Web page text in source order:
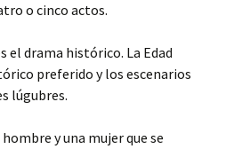
o cinco actos.
el drama histórico. La Edad
preferido y los escenarios
lúgubres.
y una mujer que se